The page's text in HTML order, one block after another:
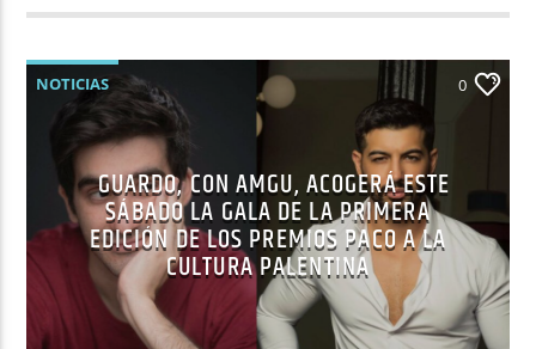
NOTICIAS 0
GUARDO, CON AMGU, ACOGERÁ ESTE
SÁBADO LA GALA DE LA PRIMERA
EDICIÓN DE LOS PREMIOS PACO A LA
CULTURA PALENTINA